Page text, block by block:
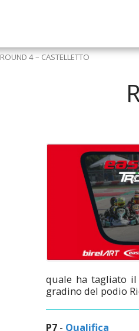
ROUND 4 – CASTELLETTO
quale ha tagliato
gradino del podio
P7 - Qualifica